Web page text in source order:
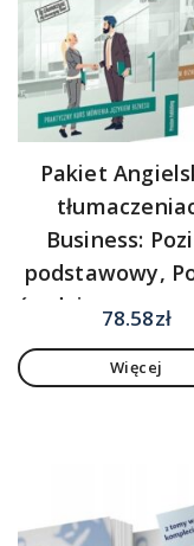
Pakiet
Business:
podstawowy,
78.58zł
Więcej